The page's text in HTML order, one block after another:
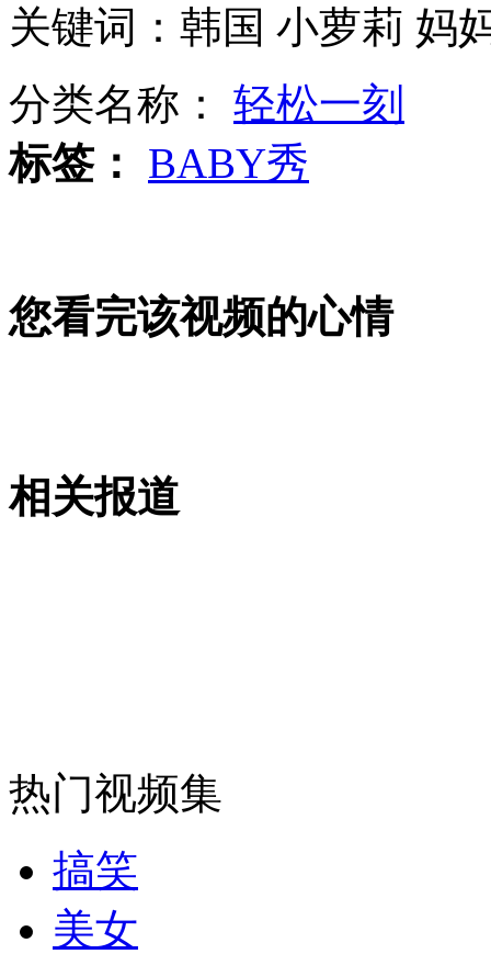
首都机场迎来返程高峰
朝中社：朝将同敌对政策对抗到底
山西运城恶犬咬伤多人 警民合力深夜将其击毙
外交部：反对强权政治霸凌主义
外交部：有关国家言论片面不公正
关键词：韩国 小萝莉 妈
分类名称： 轻松一刻
标签：
BABY秀
您看完该视频的心情
相关报道
热门视频集
搞笑
美女